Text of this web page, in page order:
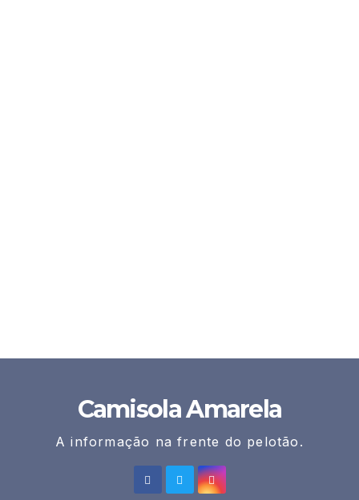
Camisola Amarela
A informação na frente do pelotão.